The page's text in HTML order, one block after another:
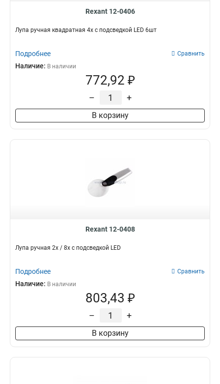
Rexant 12-0406
Лупа ручная квадратная 4х с подсведкой LED 6шт
Подробнее Сравнить
Наличие: В наличии
772,92 ₽
– +
В корзину
Rexant 12-0408
Лупа ручная 2х / 8х с подсведкой LED
Подробнее Сравнить
Наличие: В наличии
803,43 ₽
– +
В корзину